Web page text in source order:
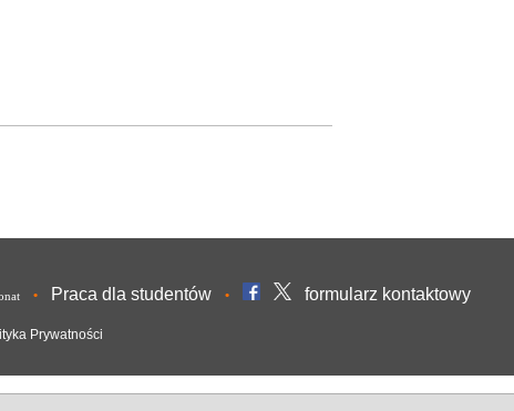
• Praca dla studentów • formularz kontaktowy
Prywatności